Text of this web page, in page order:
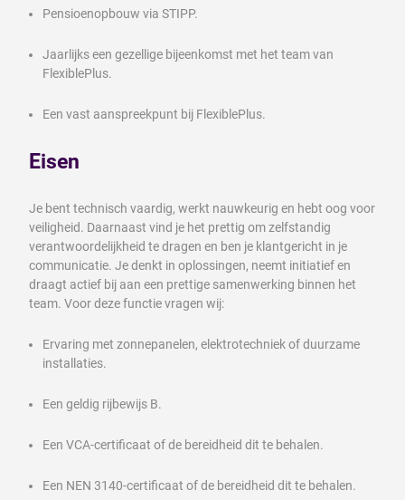
Pensioenopbouw via STIPP.
Jaarlijks een gezellige bijeenkomst met het team van
FlexiblePlus.
Een vast aanspreekpunt bij FlexiblePlus.
Eisen
Je bent technisch vaardig, werkt nauwkeurig en hebt oog voor
veiligheid. Daarnaast vind je het prettig om zelfstandig
verantwoordelijkheid te dragen en ben je klantgericht in je
communicatie. Je denkt in oplossingen, neemt initiatief en
draagt actief bij aan een prettige samenwerking binnen het
team. Voor deze functie vragen wij:
Ervaring met zonnepanelen, elektrotechniek of duurzame
installaties.
Een geldig rijbewijs B.
Een VCA-certificaat of de bereidheid dit te behalen.
Een NEN 3140-certificaat of de bereidheid dit te behalen.